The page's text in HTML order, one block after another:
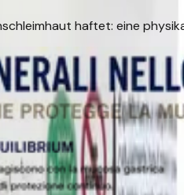
haftet: eine